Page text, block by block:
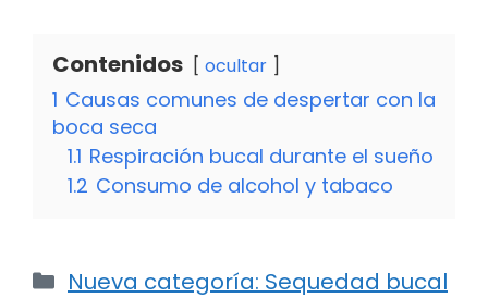
Contenidos ocultar
1 Causas comunes de despertar con la
boca seca
1.1 Respiración bucal durante el sueño
1.2 Consumo de alcohol y tabaco
Categorías
Nueva categoría: Sequedad bucal